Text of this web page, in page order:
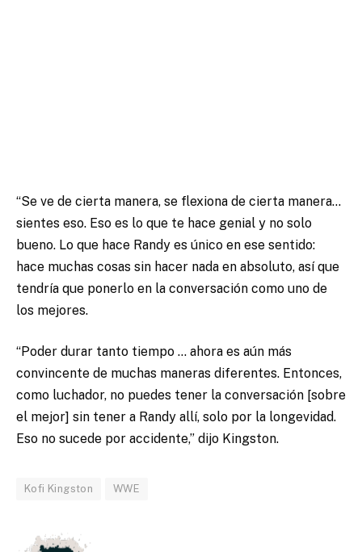
“Se ve de cierta manera, se flexiona de cierta manera…
sientes eso. Eso es lo que te hace genial y no solo
bueno. Lo que hace Randy es único en ese sentido:
hace muchas cosas sin hacer nada en absoluto, así que
tendría que ponerlo en la conversación como uno de
los mejores.
“Poder durar tanto tiempo … ahora es aún más
convincente de muchas maneras diferentes. Entonces,
como luchador, no puedes tener la conversación [sobre
el mejor] sin tener a Randy allí, solo por la longevidad.
Eso no sucede por accidente,” dijo Kingston.
Kofi Kingston WWE